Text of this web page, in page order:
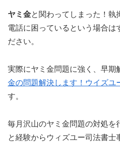
ヤミ金と関わってしまった！執
電話に困っているという場合は
ださい。
実際にヤミ金問題に強く、早期
金の問題解決します！ウイズユ
す。
毎月沢山のヤミ金問題の対処を
と経験からウィズユー司法書士